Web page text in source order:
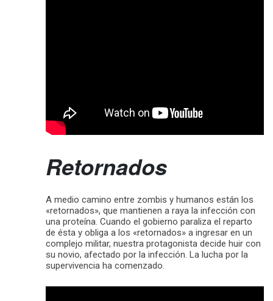
Retornados
A medio camino entre zombis y humanos están los
«retornados», que mantienen a raya la infección con
una proteína. Cuando el gobierno paraliza el reparto
de ésta y obliga a los «retornados» a ingresar en un
complejo militar, nuestra protagonista decide huir con
su novio, afectado por la infección. La lucha por la
supervivencia ha comenzado.